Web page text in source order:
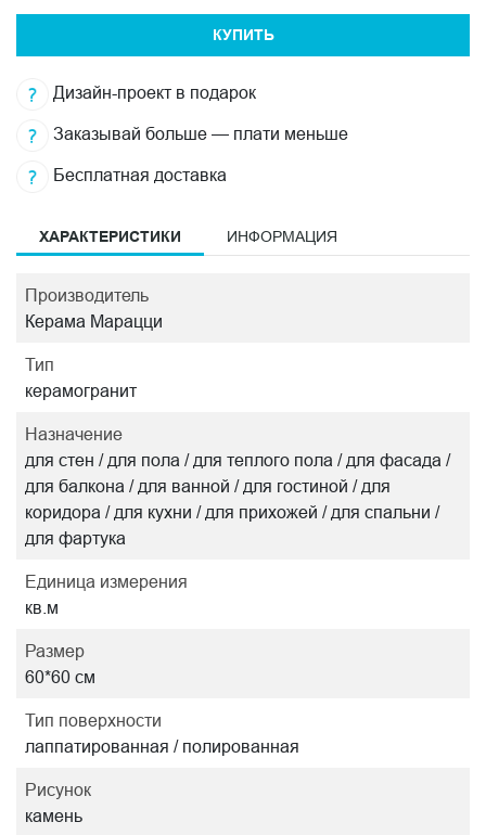
КУПИТЬ
Дизайн-проект в подарок
Заказывай больше — плати меньше
Бесплатная доставка
ХАРАКТЕРИСТИКИ ИНФОРМАЦИЯ
Производитель
Керама Марацци
Тип
керамогранит
Назначение
для стен / для пола / для теплого пола / для фасада /
для балкона / для ванной / для гостиной / для
коридора / для кухни / для прихожей / для спальни /
для фартука
Единица измерения
кв.м
Размер
60*60 см
Тип поверхности
лаппатированная / полированная
Рисунок
камень